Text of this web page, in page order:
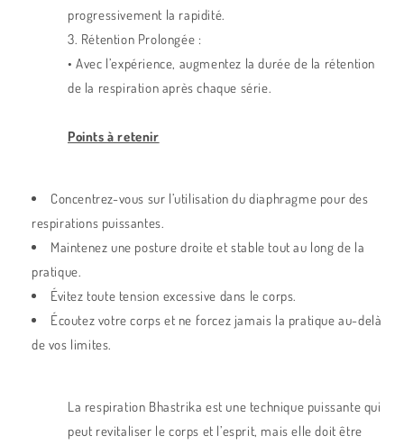
progressivement la rapidité.
3. Rétention Prolongée :
• Avec l’expérience, augmentez la durée de la rétention
de la respiration après chaque série.
Points à retenir
Concentrez-vous sur l’utilisation du diaphragme pour des
respirations puissantes.
Maintenez une posture droite et stable tout au long de la
pratique.
Évitez toute tension excessive dans le corps.
Écoutez votre corps et ne forcez jamais la pratique au-delà
de vos limites.
La respiration Bhastrika est une technique puissante qui
peut revitaliser le corps et l’esprit, mais elle doit être